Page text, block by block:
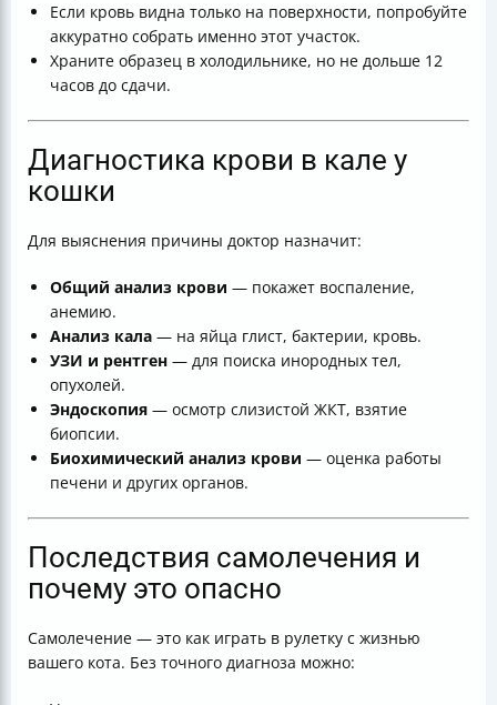
Если кровь видна только на поверхности, попробуйте
аккуратно собрать именно этот участок.
Храните образец в холодильнике, но не дольше 12
часов до сдачи.
Диагностика крови в кале у
кошки
Для выяснения причины доктор назначит:
Общий анализ крови — покажет воспаление,
анемию.
Анализ кала — на яйца глист, бактерии, кровь.
УЗИ и рентген — для поиска инородных тел,
опухолей.
Эндоскопия — осмотр слизистой ЖКТ, взятие
биопсии.
Биохимический анализ крови — оценка работы
печени и других органов.
Последствия самолечения и
почему это опасно
Самолечение — это как играть в рулетку с жизнью
вашего кота. Без точного диагноза можно: